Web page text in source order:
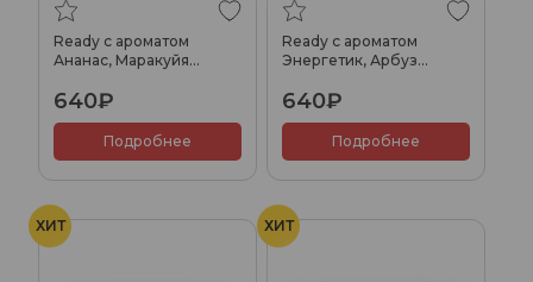
Ready с ароматом
Ананас, Маракуйя
640₽
Подробнее
Ready с ароматом
Энергетик, Арбуз
100гр.
640₽
Подробнее
ХИТ ХИТ